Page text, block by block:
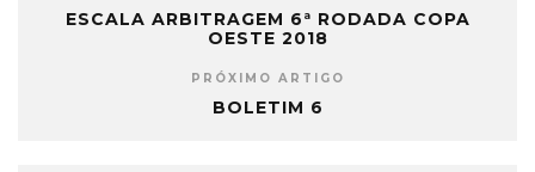
ESCALA ARBITRAGEM 6ª RODADA COPA
OESTE 2018
PRÓXIMO ARTIGO
BOLETIM 6